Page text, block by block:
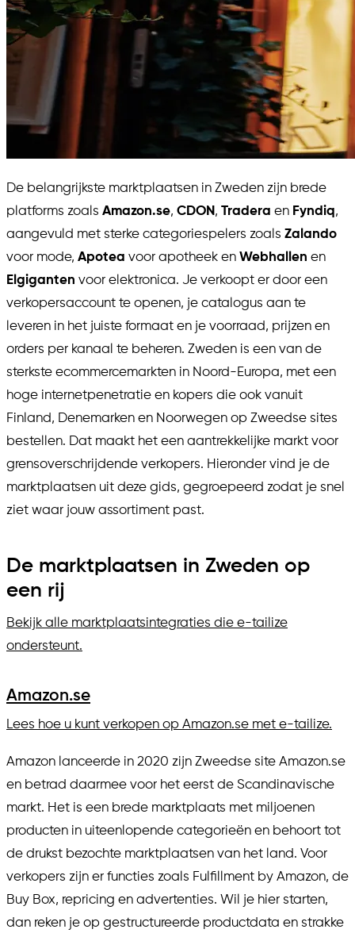
De belangrijkste marktplaatsen in Zweden zijn brede
platforms zoals Amazon.se, CDON, Tradera en Fyndiq,
aangevuld met sterke categoriespelers zoals Zalando
voor mode, Apotea voor apotheek en Webhallen en
Elgiganten voor elektronica. Je verkoopt er door een
verkopersaccount te openen, je catalogus aan te
leveren in het juiste formaat en je voorraad, prijzen en
orders per kanaal te beheren. Zweden is een van de
sterkste ecommercemarkten in Noord-Europa, met een
hoge internetpenetratie en kopers die ook vanuit
Finland, Denemarken en Noorwegen op Zweedse sites
bestellen. Dat maakt het een aantrekkelijke markt voor
grensoverschrijdende verkopers. Hieronder vind je de
marktplaatsen uit deze gids, gegroepeerd zodat je snel
ziet waar jouw assortiment past.
De marktplaatsen in Zweden op
een rij
Bekijk alle marktplaatsintegraties die e-tailize
ondersteunt.
Amazon.se
Lees hoe u kunt verkopen op Amazon.se met e-tailize.
Amazon lanceerde in 2020 zijn Zweedse site Amazon.se
en betrad daarmee voor het eerst de Scandinavische
markt. Het is een brede marktplaats met miljoenen
producten in uiteenlopende categorieën en behoort tot
de drukst bezochte marktplaatsen van het land. Voor
verkopers zijn er functies zoals Fulfillment by Amazon, de
Buy Box, repricing en advertenties. Wil je hier starten,
dan reken je op gestructureerde productdata en strakke